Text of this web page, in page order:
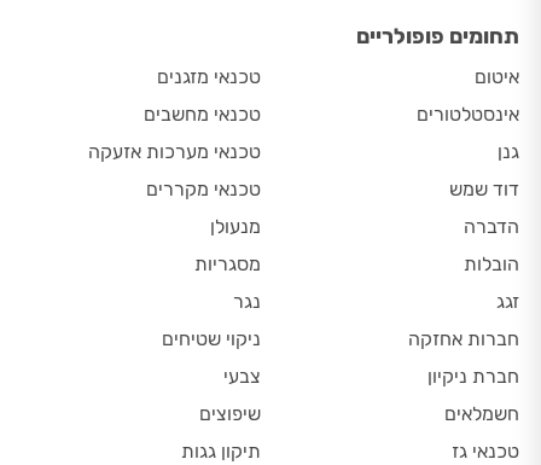
תחומים פופולריים
איטום
אינסטלטורים
גנן
דוד שמש
הדברה
הובלות
זגג
חברות אחזקה
חברת ניקיון
חשמלאים
טכנאי גז
טכנאי מזגנים
טכנאי מחשבים
טכנאי מערכות אזעקה
טכנאי מקררים
מנעולן
מסגריות
נגר
ניקוי שטיחים
צבעי
שיפוצים
תיקון גגות